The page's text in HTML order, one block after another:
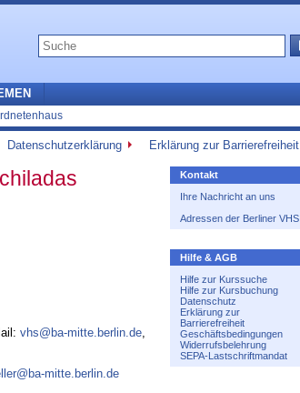
Datenschutzerklärung Erklärung zur Barrierefreiheit
Kontakt
Ihre Nachricht an uns
Adressen der Berliner VHS
Hilfe & AGB
Hilfe zur Kurssuche
Hilfe zur Kursbuchung
Datenschutz
Erklärung zur
Barrierefreiheit
Geschäftsbedingungen
Widerrufsbelehrung
SEPA-Lastschriftmandat
vhs@ba-mitte.berlin.de,
mitte.berlin.de